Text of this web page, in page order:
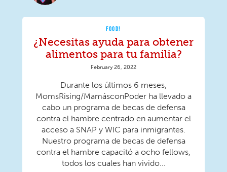
FOOD!
¿Necesitas ayuda para obtener
alimentos para tu familia?
February 26, 2022
Durante los últimos 6 meses,
MomsRising/MamásconPoder ha llevado a
cabo un programa de becas de defensa
contra el hambre centrado en aumentar el
acceso a SNAP y WIC para inmigrantes.
Nuestro programa de becas de defensa
contra el hambre capacitó a ocho fellows,
todos los cuales han vivido...